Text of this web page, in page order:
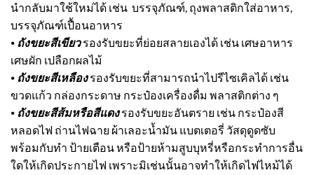
นำกลับมาใช้ใหม่ได้ เช่น บรรจุภัณฑ์, ถุงพลาสติกใส่อาหาร,
บรรจุภัณฑ์เปื้อนอาหาร
⦁ ถังขยะสีเขียวรองรับขยะที่ย่อยสลายเองได้ เช่น เศษอาหาร
เศษผัก เปลือกผลไม้
⦁ ถังขยะสีเหลืองรองรับขยะที่สามารถนำไปรีไซเคิลได้ เช่น
ขวดแก้ว กล่องกระดาษ กระป๋องเครื่องดื่ม พลาสติกต่าง ๆ
⦁ ถังขยะสีส้มหรือสีแดงรองรับขยะอันตราย เช่น กระป๋องสี
หลอดไฟ ถ่านไฟฉาย ผ้าเลอะน้ำมัน แบตเตอรี่ วัสดุดูดซับ
พร้อมกับทำ ป้ายเตือน หรือป้ายห้ามสูบบุหรี่หรือกระทำการอื่น
ใดให้เกิดประกายไฟ เพราะมิเช่นนั้นอาจทำให้เกิดไฟไหม้ได้